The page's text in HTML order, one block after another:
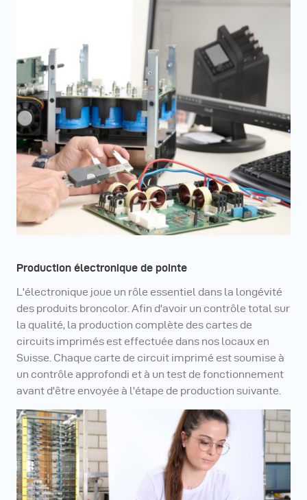
Production électronique de pointe
L'électronique joue un rôle essentiel dans la longévité
des produits broncolor. Afin d'avoir un contrôle total sur
la qualité, la production complète des cartes de
circuits imprimés est effectuée dans nos locaux en
Suisse. Chaque carte de circuit imprimé est soumise à
un contrôle approfondi et à un test de fonctionnement
avant d'être envoyée à l'étape de production suivante.